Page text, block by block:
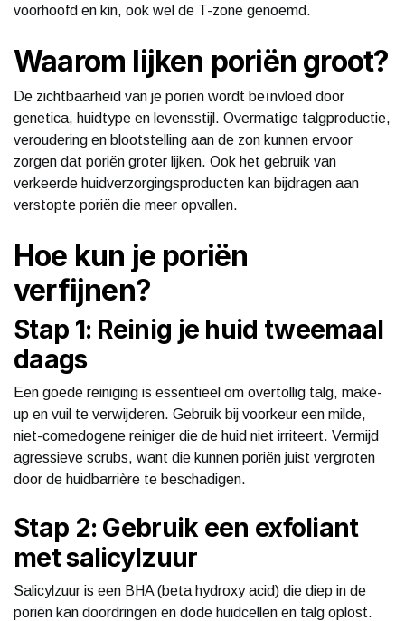
voorhoofd en kin, ook wel de T-zone genoemd.
Waarom lijken poriën groot?
De zichtbaarheid van je poriën wordt beïnvloed door
genetica, huidtype en levensstijl. Overmatige talgproductie,
veroudering en blootstelling aan de zon kunnen ervoor
zorgen dat poriën groter lijken. Ook het gebruik van
verkeerde huidverzorgingsproducten kan bijdragen aan
verstopte poriën die meer opvallen.
Hoe kun je poriën
verfijnen?
Stap 1: Reinig je huid tweemaal
daags
Een goede reiniging is essentieel om overtollig talg, make-
up en vuil te verwijderen. Gebruik bij voorkeur een milde,
niet-comedogene reiniger die de huid niet irriteert. Vermijd
agressieve scrubs, want die kunnen poriën juist vergroten
door de huidbarrière te beschadigen.
Stap 2: Gebruik een exfoliant
met salicylzuur
Salicylzuur is een BHA (beta hydroxy acid) die diep in de
poriën kan doordringen en dode huidcellen en talg oplost.